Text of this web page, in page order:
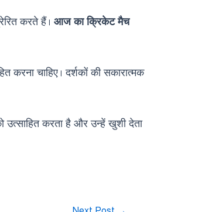
करते हैं। आज का क्रिकेट मैच
करना चाहिए। दर्शकों की सकारात्मक
करता है और उन्हें खुशी देता